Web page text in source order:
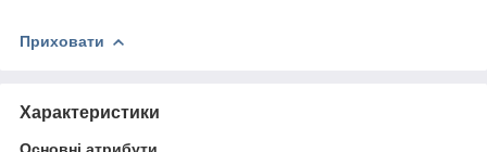
Приховати
Характеристики
Основні атрибути